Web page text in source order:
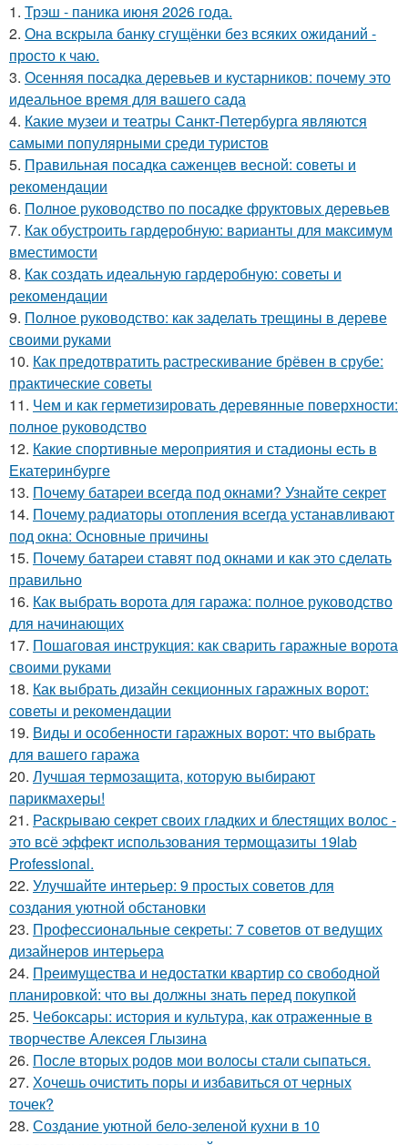
1. Трэш - паника июня 2026 года.
2. Она вскрыла банку сгущёнки без всяких ожиданий -
просто к чаю.
3. Осенняя посадка деревьев и кустарников: почему это
идеальное время для вашего сада
4. Какие музеи и театры Санкт-Петербурга являются
самыми популярными среди туристов
5. Правильная посадка саженцев весной: советы и
рекомендации
6. Полное руководство по посадке фруктовых деревьев
7. Как обустроить гардеробную: варианты для максимум
вместимости
8. Как создать идеальную гардеробную: советы и
рекомендации
9. Полное руководство: как заделать трещины в дереве
своими руками
10. Как предотвратить растрескивание брёвен в срубе:
практические советы
11. Чем и как герметизировать деревянные поверхности:
полное руководство
12. Какие спортивные мероприятия и стадионы есть в
Екатеринбурге
13. Почему батареи всегда под окнами? Узнайте секрет
14. Почему радиаторы отопления всегда устанавливают
под окна: Основные причины
15. Почему батареи ставят под окнами и как это сделать
правильно
16. Как выбрать ворота для гаража: полное руководство
для начинающих
17. Пошаговая инструкция: как сварить гаражные ворота
своими руками
18. Как выбрать дизайн секционных гаражных ворот:
советы и рекомендации
19. Виды и особенности гаражных ворот: что выбрать
для вашего гаража
20. Лучшая термозащита, которую выбирают
парикмахеры!
21. Раскрываю секрет своих гладких и блестящих волос -
это всё эффект использования термощазиты 19lab
Professional.
22. Улучшайте интерьер: 9 простых советов для
создания уютной обстановки
23. Профессиональные секреты: 7 советов от ведущих
дизайнеров интерьера
24. Преимущества и недостатки квартир со свободной
планировкой: что вы должны знать перед покупкой
25. Чебоксары: история и культура, как отраженные в
творчестве Алексея Глызина
26. После вторых родов мои волосы стали сыпаться.
27. Хочешь очистить поры и избавиться от черных
точек?
28. Создание уютной бело-зеленой кухни в 10